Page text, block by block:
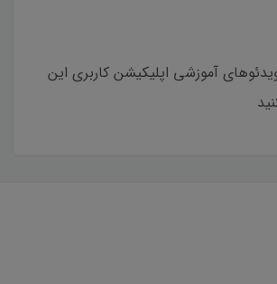
آموزشی اپلیکیشن کاربری این